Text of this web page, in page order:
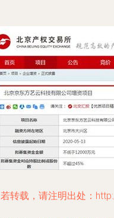
转载，请注明出处：